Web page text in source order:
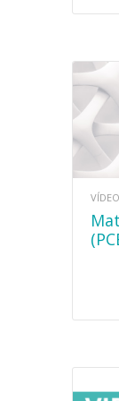
Matemáticas CCSS_Online